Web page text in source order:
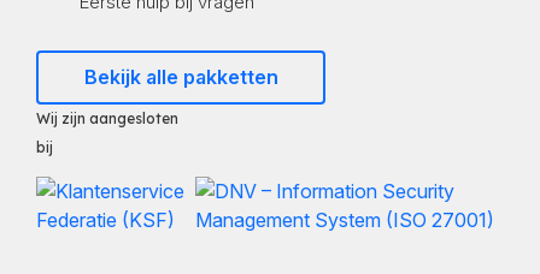
Bekijk alle pakketten
Wij zijn aangesloten
bij